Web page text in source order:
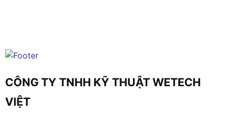
CÔNG TY TNHH KỸ THUẬT WETECH
VIỆT